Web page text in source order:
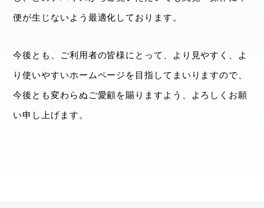
便が生じないよう最適化しております。
今後とも、ご利用者の皆様にとって、より見やすく、よ
り使いやすいホームページを目指してまいりますので、
今後とも変わらぬご愛顧を賜りますよう、よろしくお願
い申し上げます。